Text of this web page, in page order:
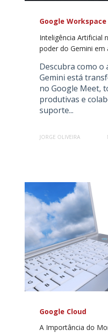
Google Workspace
Inteligência Artificial
poder do Gemini em
Descubra como o
Gemini está
no Google Meet,
produtivas e
suporte...
JORGE OLIVEIRA
Google Cloud
A Importância do